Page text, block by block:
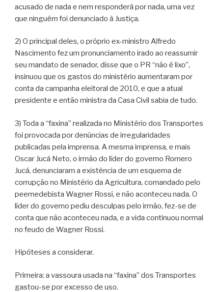
acusado de nada e nem responderá por nada, uma vez
que ninguém foi denunciado à Justiça.
2) O principal deles, o próprio ex-ministro Alfredo
Nascimento fez um pronunciamento irado ao reassumir
seu mandato de senador, disse que o PR “não é lixo”,
insinuou que os gastos do ministério aumentaram por
conta da campanha eleitoral de 2010, e que a atual
presidente e então ministra da Casa Civil sabia de tudo.
3) Toda a “faxina” realizada no Ministério dos Transportes
foi provocada por denúncias de irregularidades
publicadas pela imprensa. A mesma imprensa, e mais
Oscar Jucá Neto, o irmão do líder do governo Romero
Jucá, denunciaram a existência de um esquema de
corrupção no Ministério da Agricultura, comandado pelo
peemedebista Wagner Rossi, e não aconteceu nada. O
líder do governo pediu desculpas pelo irmão, fez-se de
conta que não aconteceu nada, e a vida continuou normal
no feudo de Wagner Rossi.
Hipóteses a considerar.
Primeira: a vassoura usada na “faxina” dos Transportes
gastou-se por excesso de uso.